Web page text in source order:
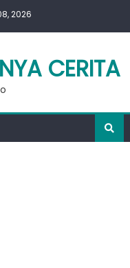
2026
CERITA